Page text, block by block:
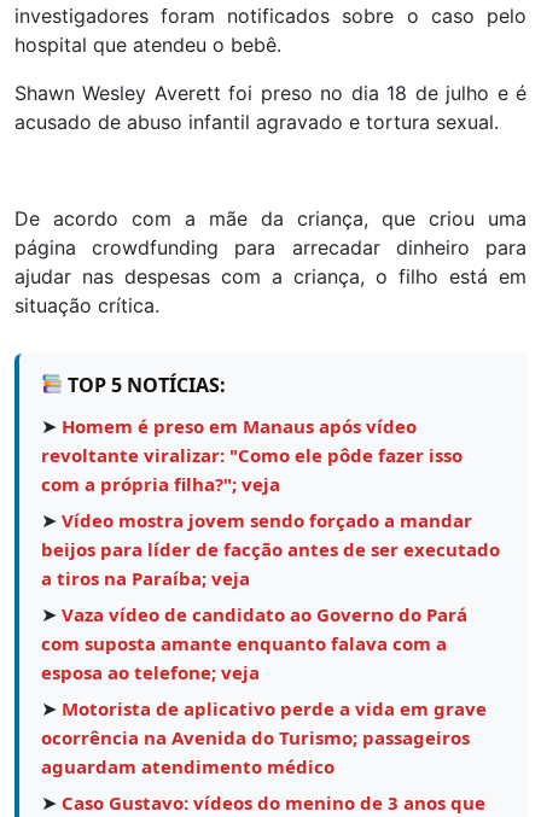
investigadores foram notificados sobre o caso pelo
hospital que atendeu o bebê.
Shawn Wesley Averett foi preso no dia 18 de julho e é
acusado de abuso infantil agravado e tortura sexual.
De acordo com a mãe da criança, que criou uma
página crowdfunding para arrecadar dinheiro para
ajudar nas despesas com a criança, o filho está em
situação crítica.
TOP 5 NOTÍCIAS:
➤ Homem é preso em Manaus após vídeo
revoltante viralizar: "Como ele pôde fazer isso
com a própria filha?"; veja
➤ Vídeo mostra jovem sendo forçado a mandar
beijos para líder de facção antes de ser executado
a tiros na Paraíba; veja
➤ Vaza vídeo de candidato ao Governo do Pará
com suposta amante enquanto falava com a
esposa ao telefone; veja
➤ Motorista de aplicativo perde a vida em grave
ocorrência na Avenida do Turismo; passageiros
aguardam atendimento médico
➤ Caso Gustavo: vídeos do menino de 3 anos que